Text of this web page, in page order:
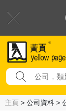
主頁 > 公司資料 >